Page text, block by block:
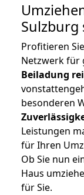
Sulzburg
Profitieren
Netzwerk für
Beiladung
besonderen
Leistungen
für Ihren
Ob Sie nun
Haus
für Sie.